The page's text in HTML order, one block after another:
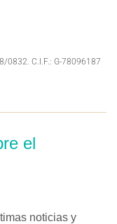
0832. C.I.F.: G-78096187
el
noticias y